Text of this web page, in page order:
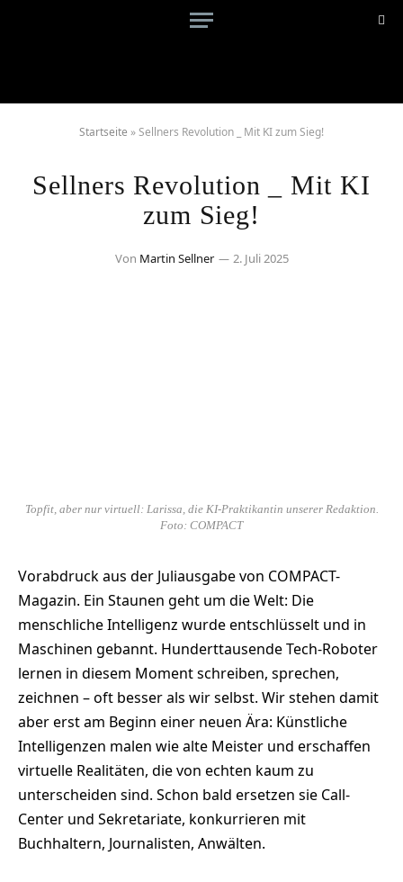
Startseite »Sellners Revolution _ Mit KI zum Sieg!
Sellners Revolution _ Mit KI
zum Sieg!
Von Martin Sellner 2. Juli 2025
Topfit, aber nur virtuell: Larissa, die KI-Praktikantin unserer Redaktion.
Foto: COMPACT
Vorabdruck aus der Juliausgabe von COMPACT-
Magazin. Ein Staunen geht um die Welt: Die
menschliche Intelligenz wurde entschlüsselt und in
Maschinen gebannt. Hunderttausende Tech-Roboter
lernen in diesem Moment schreiben, sprechen,
zeichnen – oft besser als wir selbst. Wir stehen damit
aber erst am Beginn einer neuen Ära: Künstliche
Intelligenzen malen wie alte Meister und erschaffen
virtuelle Realitäten, die von echten kaum zu
unterscheiden sind. Schon bald ersetzen sie Call-
Center und Sekretariate, konkurrieren mit
Buchhaltern, Journalisten, Anwälten.